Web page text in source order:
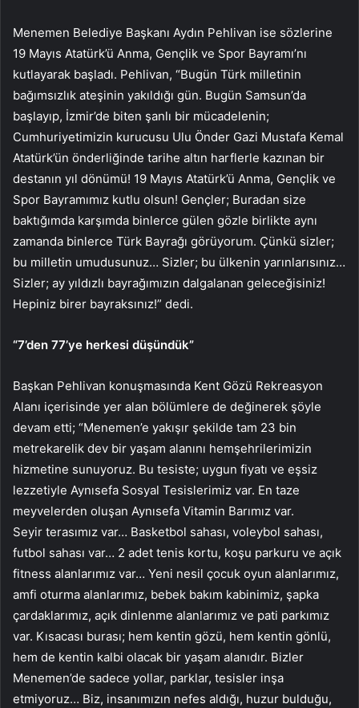
Menemen Belediye Başkanı Aydın Pehlivan ise sözlerine
19 Mayıs Atatürk’ü Anma, Gençlik ve Spor Bayramı’nı
kutlayarak başladı. Pehlivan, “Bugün Türk milletinin
bağımsızlık ateşinin yakıldığı gün. Bugün Samsun’da
başlayıp, İzmir’de biten şanlı bir mücadelenin;
Cumhuriyetimizin kurucusu Ulu Önder Gazi Mustafa Kemal
Atatürk’ün önderliğinde tarihe altın harflerle kazınan bir
destanın yıl dönümü! 19 Mayıs Atatürk’ü Anma, Gençlik ve
Spor Bayramımız kutlu olsun! Gençler; Buradan size
baktığımda karşımda binlerce gülen gözle birlikte aynı
zamanda binlerce Türk Bayrağı görüyorum. Çünkü sizler;
bu milletin umudusunuz… Sizler; bu ülkenin yarınlarısınız…
Sizler; ay yıldızlı bayrağımızın dalgalanan geleceğisiniz!
Hepiniz birer bayraksınız!” dedi.
“7’den 77’ye herkesi düşündük”
Başkan Pehlivan konuşmasında Kent Gözü Rekreasyon
Alanı içerisinde yer alan bölümlere de değinerek şöyle
devam etti; “Menemen’e yakışır şekilde tam 23 bin
metrekarelik dev bir yaşam alanını hemşehrilerimizin
hizmetine sunuyoruz. Bu tesiste; uygun fiyatı ve eşsiz
lezzetiyle Aynısefa Sosyal Tesislerimiz var. En taze
meyvelerden oluşan Aynısefa Vitamin Barımız var.
Seyir terasımız var… Basketbol sahası, voleybol sahası,
futbol sahası var… 2 adet tenis kortu, koşu parkuru ve açık
fitness alanlarımız var… Yeni nesil çocuk oyun alanlarımız,
amfi oturma alanlarımız, bebek bakım kabinimiz, şapka
çardaklarımız, açık dinlenme alanlarımız ve pati parkımız
var. Kısacası burası; hem kentin gözü, hem kentin gönlü,
hem de kentin kalbi olacak bir yaşam alanıdır. Bizler
Menemen’de sadece yollar, parklar, tesisler inşa
etmiyoruz… Biz, insanımızın nefes aldığı, huzur bulduğu,